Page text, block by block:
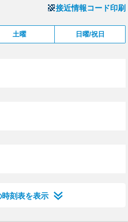
接近情報コード印刷
土曜 日曜/祝日
時刻表を表示